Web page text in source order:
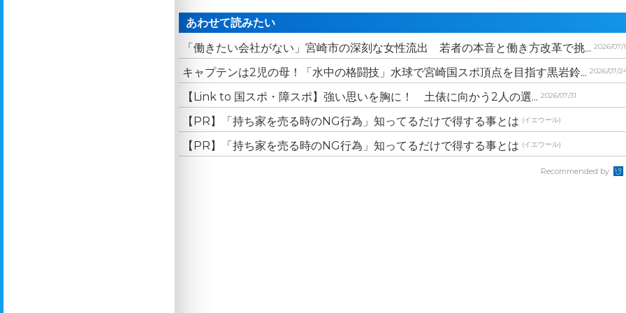
あわせて読みたい
「働きたい会社がない」宮崎市の深刻な女性流出 若者の本音と働き方改革で挑... 2026/07/
キャプテンは2児の母！「水中の格闘技」水球で宮崎国スポ頂点を目指す黒岩鈴... 2026/07/
【Link to 国スポ・障スポ】強い思いを胸に！ 土俵に向かう2人の選... 2026/07/31
【PR】「持ち家を売る時のNG行為」知ってるだけで得する事とは (イエウール)
【PR】「持ち家を売る時のNG行為」知ってるだけで得する事とは (イエウール)
Recommended by